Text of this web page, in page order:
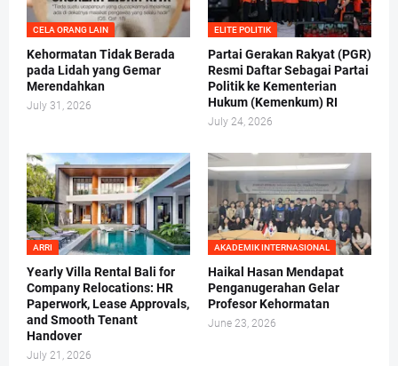
CELA ORANG LAIN
Kehormatan Tidak Berada
pada Lidah yang Gemar
Merendahkan
July 31, 2026
ELITE POLITIK
Partai Gerakan Rakyat (PGR)
Resmi Daftar Sebagai Partai
Politik ke Kementerian
Hukum (Kemenkum) RI
July 24, 2026
ARRI
Yearly Villa Rental Bali for
Company Relocations: HR
Paperwork, Lease Approvals,
and Smooth Tenant
Handover
July 21, 2026
AKADEMIK INTERNASIONAL
Haikal Hasan Mendapat
Penganugerahan Gelar
Profesor Kehormatan
June 23, 2026